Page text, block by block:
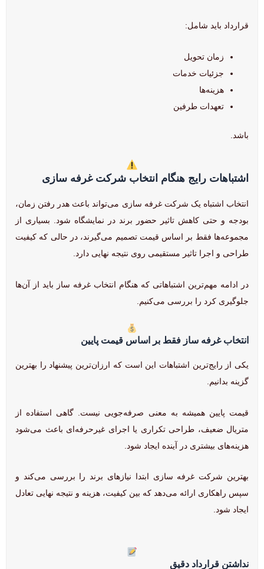
قرارداد باید شامل:
زمان تحویل
جزئیات خدمات
هزینه‌ها
تعهدات طرفین
باشد.
اشتباهات رایج هنگام انتخاب شرکت غرفه سازی
انتخاب اشتباه یک شرکت غرفه سازی می‌تواند باعث هدر رفتن زمان،
بودجه و حتی کاهش تاثیر حضور برند در نمایشگاه شود. بسیاری از
مجموعه‌ها فقط بر اساس قیمت تصمیم می‌گیرند، در حالی که کیفیت
طراحی و اجرا تاثیر مستقیمی روی نتیجه نهایی دارد.
در ادامه مهم‌ترین اشتباهاتی که هنگام انتخاب غرفه ساز باید از آن‌ها
جلوگیری کرد را بررسی می‌کنیم.
انتخاب غرفه ساز فقط بر اساس قیمت پایین
یکی از رایج‌ترین اشتباهات این است که ارزان‌ترین پیشنهاد را بهترین
گزینه بدانیم.
قیمت پایین همیشه به معنی صرفه‌جویی نیست. گاهی استفاده از
متریال ضعیف، طراحی تکراری یا اجرای غیرحرفه‌ای باعث می‌شود
هزینه‌های بیشتری در آینده ایجاد شود.
بهترین شرکت غرفه سازی ابتدا نیازهای برند را بررسی می‌کند و
سپس راهکاری ارائه می‌دهد که بین کیفیت، هزینه و نتیجه نهایی تعادل
ایجاد شود.
نداشتن قرارداد دقیق